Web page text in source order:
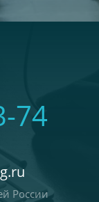
74
России